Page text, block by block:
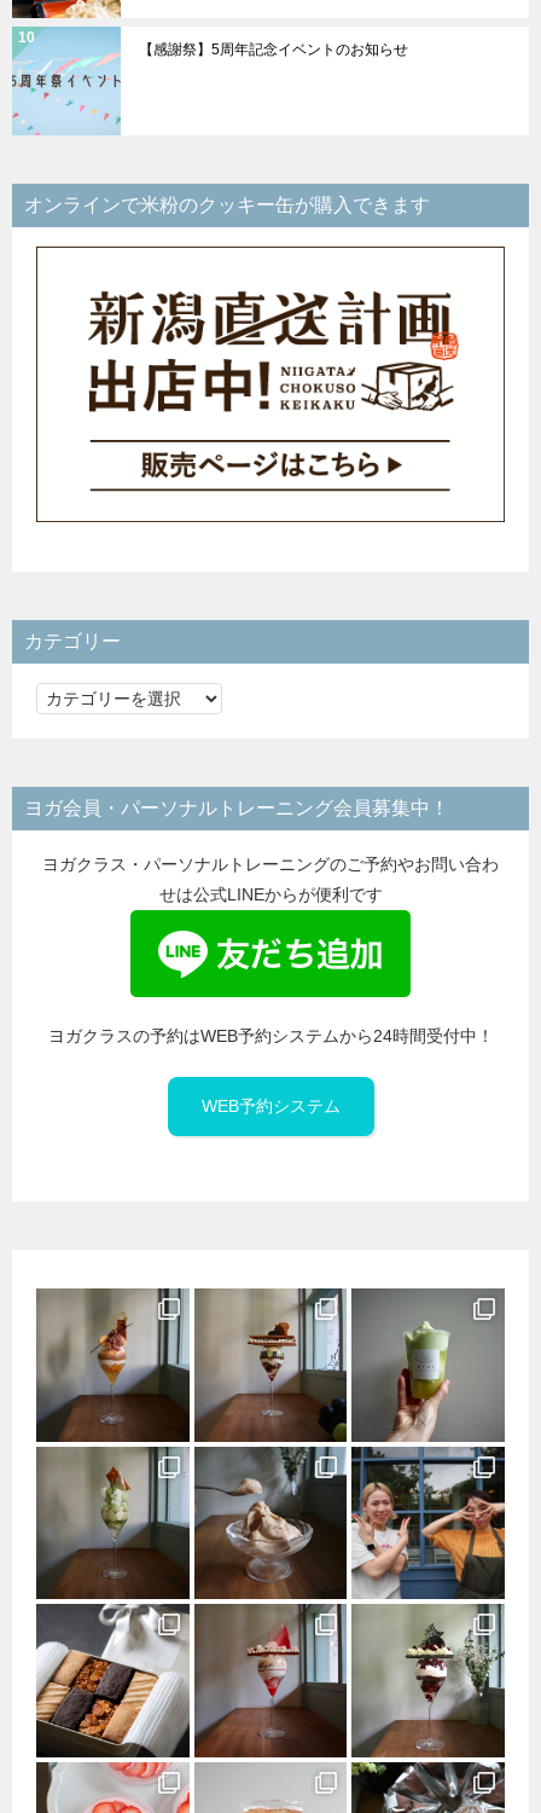
【感謝祭】5周年記念イベントのお知らせ
オンラインで米粉のクッキー缶が購入できます
カテゴリー
カ
リ
ー
ヨガ会員・パーソナルトレーニング会員募集中！
ヨガクラス・パーソナルトレーニングのご予約やお問い合わ
せは公式LINEからが便利です
ヨガクラスの予約はWEB予約システムから24時間受付中！
WEB予約システム